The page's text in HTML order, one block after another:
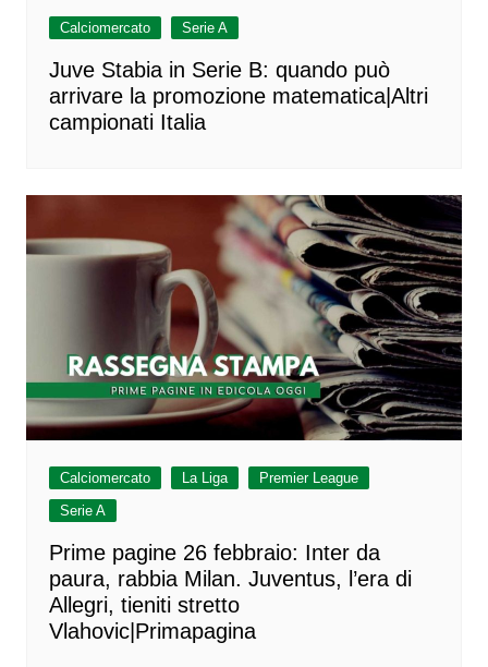
Calciomercato Serie A
Juve Stabia in Serie B: quando può
arrivare la promozione matematica|Altri
campionati Italia
Calciomercato La Liga
Premier League
Serie A
Prime pagine 26 febbraio: Inter da
paura, rabbia Milan. Juventus, l’era di
Allegri, tieniti stretto
Vlahovic|Primapagina